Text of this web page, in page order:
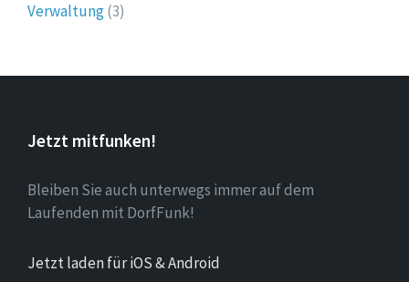
Verwaltung(3)
Jetzt mitfunken!
Bleiben Sie auch unterwegs immer auf dem
Laufenden mit DorfFunk!
Jetzt laden für iOS & Android